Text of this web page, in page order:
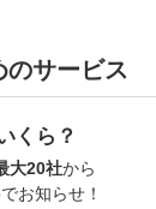
のサービス
くら？
大20社から
お知らせ！